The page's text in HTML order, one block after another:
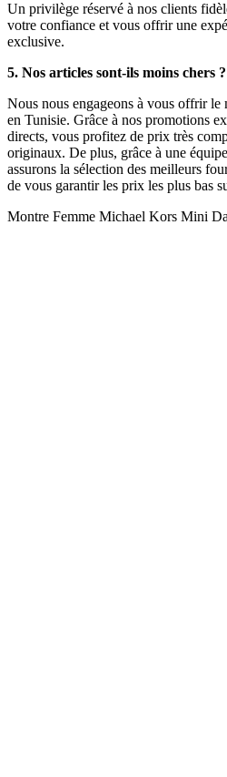
Un privilège réservé à nos clients
votre confiance et vous offrir une
exclusive.
5. Nos articles sont-ils moins chers ?
Nous nous engageons à vous offrir
en Tunisie. Grâce à nos promotions
directs, vous profitez de prix très
originaux. De plus, grâce à une
assurons la sélection des meilleurs
de vous garantir les prix les plus bas
Montre Femme Michael Kors Mini